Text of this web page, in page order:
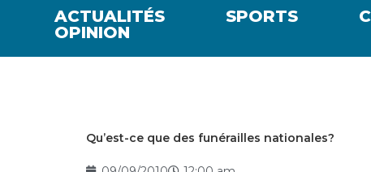
ACTUALITÉS SPORTS
OPINION
Qu’est-ce que des funérailles nationales?